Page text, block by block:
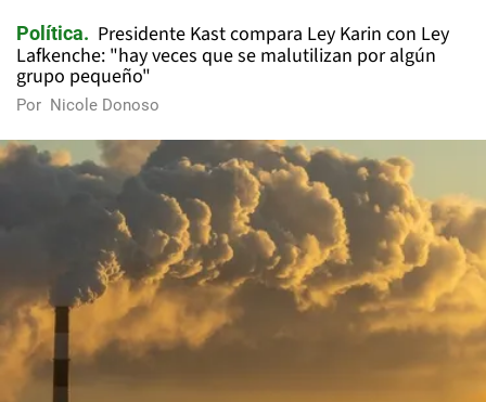
Política
Presidente Kast compara Ley Karin con Ley
Lafkenche: "hay veces que se malutilizan por algún
grupo pequeño"
Por Nicole Donoso